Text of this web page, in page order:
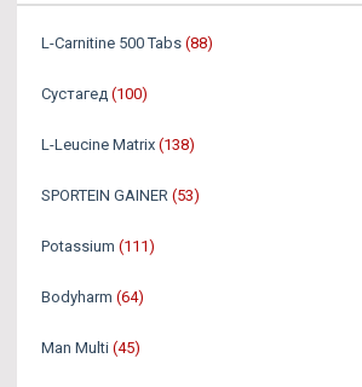
L-Carnitine 500 Tabs (88)
Сустагед (100)
L-Leucine Matrix (138)
SPORTEIN GAINER (53)
Potassium (111)
Bodyharm (64)
Man Multi (45)